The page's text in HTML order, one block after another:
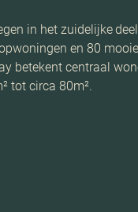
in het zuidelijke
en 80
betekent centraal
tot circa 80m².